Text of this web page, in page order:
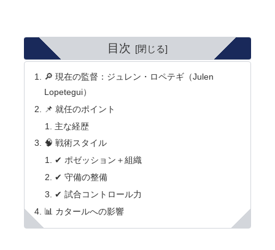
目次
🔎 現在の監督：ジュレン・ロペテギ（Julen
Lopetegui）
📌 就任のポイント
主な経歴
🧠 戦術スタイル
✔ ポゼッション＋組織
✔ 守備の整備
✔ 試合コントロール力
📊 カタールへの影響